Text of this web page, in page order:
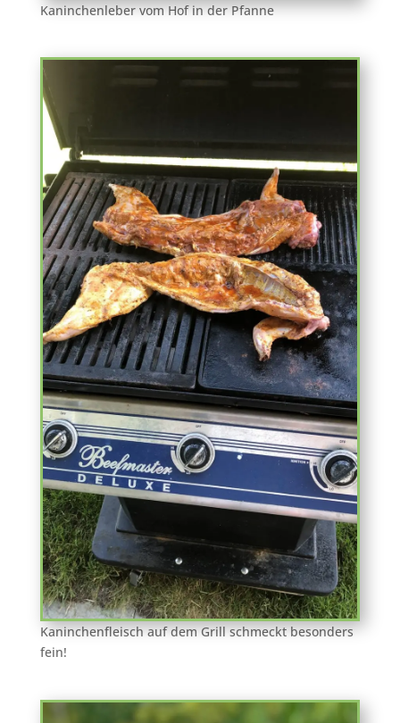
Kaninchenleber vom Hof in der Pfanne
Kaninchenfleisch auf dem Grill schmeckt besonders
fein!